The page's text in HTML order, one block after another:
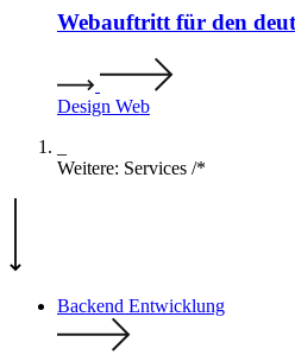
Webauftritt für den
Design Web
Weitere: Services /*
Backend Entwicklung